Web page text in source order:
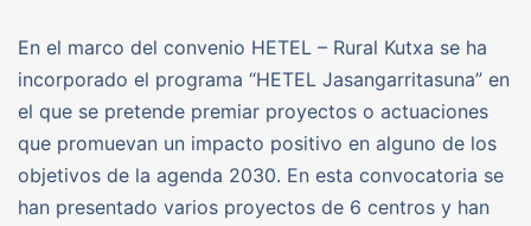
En el marco del convenio HETEL – Rural Kutxa se ha
incorporado el programa “HETEL Jasangarritasuna” en
el que se pretende premiar proyectos o actuaciones
que promuevan un impacto positivo en alguno de los
objetivos de la agenda 2030. En esta convocatoria se
han presentado varios proyectos de 6 centros y han